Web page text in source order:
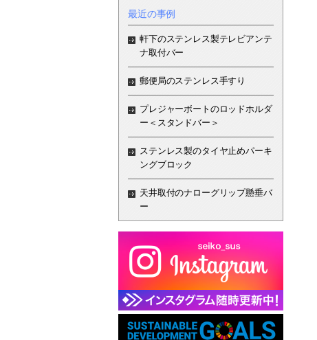
最近の事例
軒下のステンレス製テレビアンテ
ナ取付バー
郵便局のステンレス手すり
プレジャーボートのロッドホルダ
ー＜スタンドバー＞
ステンレス製のタイヤ止めパーキ
ングブロック
天井取付のナローグリップ懸垂バ
ー